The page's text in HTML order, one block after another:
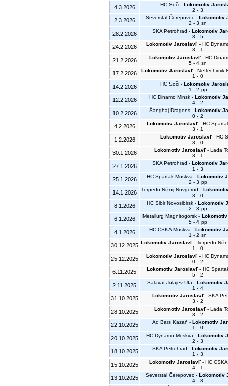
4.3.2026 HC Soči - Lokomotiv
2 - 3
2.3.2026 Severstal Čerepovec - Lokomotiv
2 - 3 sn
28.2.2026 SKA Petrohrad - Lokomotiv
3 - 5
24.2.2026 Lokomotiv Jaroslavľ - HC
3 - 1
21.2.2026 Lokomotiv Jaroslavľ - HC
5 - 4 sn
17.2.2026 Lokomotiv Jaroslavľ - Neftechimik
1 - 0
14.2.2026 HC Soči - Lokomotiv
1 - 2 pp
12.2.2026 HC Dinamo Minsk - Lokomotiv
4 - 2
10.2.2026 Šanghaj Dragons - Lokomotiv
0 - 2
4.2.2026 Lokomotiv Jaroslavľ - HC
3 - 1
1.2.2026 Lokomotiv Jaroslavľ - HC
3 - 0
30.1.2026 Lokomotiv Jaroslavľ- Lada
3 - 1
27.1.2026 SKA Petrohrad - Lokomotiv
1 - 3
25.1.2026 HC Spartak Moskva - Lokomotiv
2 - 3 pp
14.1.2026 Torpedo Nižnij Novgorod -
3 - 0
8.1.2026 HC Sibir Novosibirsk - Lokomotiv
2 - 3 pp
6.1.2026 Metallurg Magnitogorsk -
5 - 4 pp
4.1.2026 HC CSKA Moskva - Lokomotiv
1 - 2 sn
30.12.2025 Lokomotiv Jaroslavľ - Torpedo
1 - 0
25.12.2025 Lokomotiv Jaroslavľ - HC
0 - 2
6.11.2025 Lokomotiv Jaroslavľ - HC
5 - 2
2.11.2025 Salavat Julajev Ufa - Lokomotiv
1 - 4
31.10.2025 Lokomotiv Jaroslavľ - SKA
3 - 2
28.10.2025 Lokomotiv Jaroslavľ- Lada
3 - 2
22.10.2025 Aq Bars Kazaň - Lokomotiv
1 - 0
20.10.2025 HC Dynamo Moskva - Lokomotiv
2 - 3
18.10.2025 SKA Petrohrad - Lokomotiv
1 - 3
15.10.2025 Lokomotiv Jaroslavľ- HC
4 - 1
13.10.2025 Severstal Čerepovec - Lokomotiv
4 - 3